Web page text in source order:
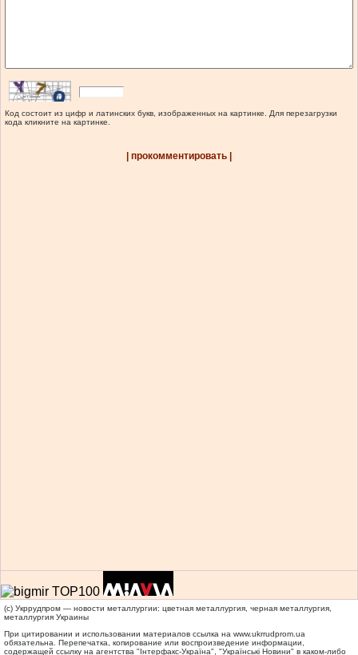
Код состоит из цифр и латинских букв, изображенных на картинке. Для перезагрузки
кода кликните на картинке.
| прокомментировать |
(c) Укррудпром — новости металлургии: цветная металлургия, черная металлургия,
металлургия Украины
При цитировании и использовании материалов ссылка на www.ukrrudprom.ua
обязательна. Перепечатка, копирование или воспроизведение информации,
содержащей ссылку на агентства "Iнтерфакс-Україна", "Українськi Новини" в каком-либо